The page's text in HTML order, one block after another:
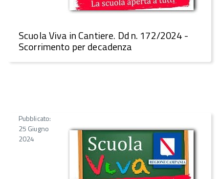
Scuola Viva in Cantiere. Dd n. 172/2024 -
Scorrimento per decadenza
Pubblicato:
25 Giugno
2024